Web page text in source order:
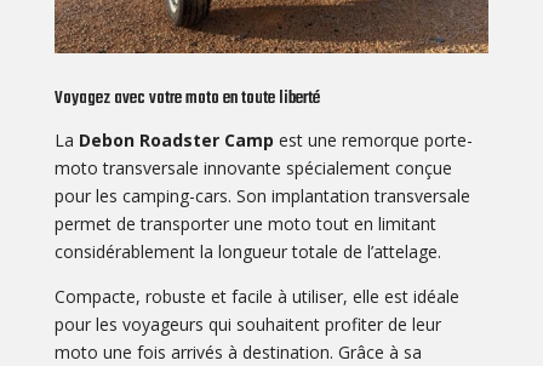
Voyagez avec votre moto en toute liberté
La Debon Roadster Camp est une remorque porte-
moto transversale innovante spécialement conçue
pour les camping-cars. Son implantation transversale
permet de transporter une moto tout en limitant
considérablement la longueur totale de l’attelage.
Compacte, robuste et facile à utiliser, elle est idéale
pour les voyageurs qui souhaitent profiter de leur
moto une fois arrivés à destination. Grâce à sa